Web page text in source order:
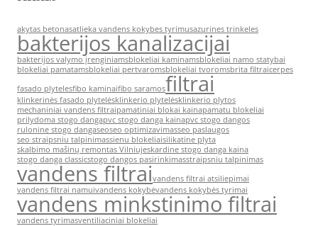
akytas betonasatlieka vandens kokybes tyrimusazurines trinkeles
bakterijos kanalizacijai
bakterijos valymo įrenginiamsblokeliai kaminamsblokeliai namo statybai
blokeliai pamatamsblokeliai pertvaromsblokeliai tvoromsbrita filtraicerpes
fasado plytelesfibo kaminaifibo saramosfiltrai
klinkerinės fasado plytelėsklinkerio plytelėsklinkerio plytos
mechaniniai vandens filtraipamatiniai blokai kainapamatu blokeliai
prilydoma stogo dangapvc stogo danga kainapvc stogo dangos
rulonine stogo dangaseoseo optimizavimasseo paslaugos
seo straipsniu talpinimassienu blokeliaisilikatine plyta
skalbimo mašinų remontas Vilniujeskardine stogo danga kaina
stogo danga classicstogo dangos pasirinkimasstraipsniu talpinimas
vandens filtraivandens filtrai atsiliepimai
vandens filtrai namuivandens kokybėvandens kokybės tyrimai
vandens minkstinimo filtrai
vandens tyrimasventiliaciniai blokeliai